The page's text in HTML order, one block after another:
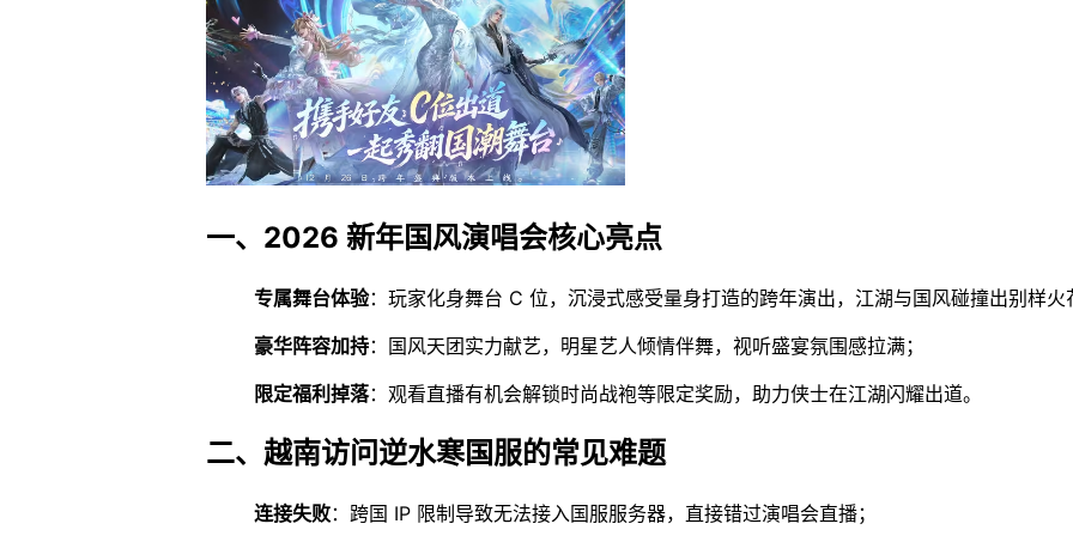
一、2026 新年国风演唱会核心亮点
专属舞台体验：玩家化身舞台 C 位，沉浸式感受量身打造的跨年演出，江湖与国风碰撞出别样火
豪华阵容加持：国风天团实力献艺，明星艺人倾情伴舞，视听盛宴氛围感拉满；
限定福利掉落：观看直播有机会解锁时尚战袍等限定奖励，助力侠士在江湖闪耀出道。
二、越南访问逆水寒国服的常见难题
连接失败：跨国 IP 限制导致无法接入国服服务器，直接错过演唱会直播；